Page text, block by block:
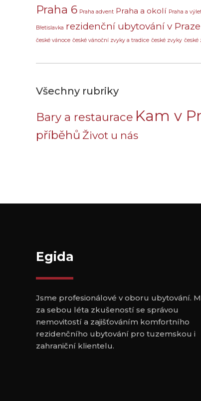
Praha 6 Praha advent Praha a okolí Praha a
Břetislavka rezidenční ubytování v Praze
české vánoce české vánoční zvyky a tradice české zvyky české
Všechny rubriky
Bary a restaurace Kam v
příběhů Život u nás
Egida
Jsme profesionálové v oboru ubytování.
za sebou léta zkušeností se správou
nemovitostí a zajišťováním komfortního
rezidenčního ubytování pro tuzemskou i
zahraniční klientelu.